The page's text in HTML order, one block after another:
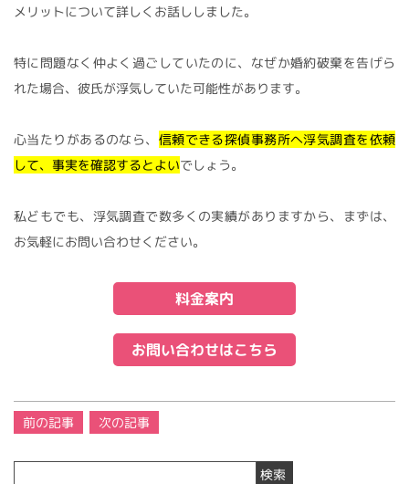
メリットについて詳しくお話ししました。
特に問題なく仲よく過ごしていたのに、なぜか婚約破棄を告げら
れた場合、彼氏が浮気していた可能性があります。
心当たりがあるのなら、 信頼できる探偵事務所へ浮気調査を依頼
して、事実を確認するとよいでしょう。
私どもでも、浮気調査で数多くの実績がありますから、まずは、
お気軽にお問い合わせください。
料金案内
お問い合わせはこちら
投
稿
ナ
前の記事 次の記事
検索